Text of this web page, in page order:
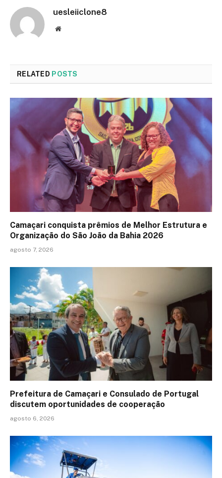
uesleiiclone8
Website
RELATED POSTS
Camaçari conquista prêmios de Melhor Estrutura e
Organização do São João da Bahia 2026
agosto 7, 2026
Prefeitura de Camaçari e Consulado de Portugal
discutem oportunidades de cooperação
agosto 6, 2026